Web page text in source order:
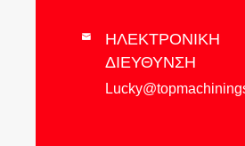

ΗΛΕΚΤΡΟΝΙΚΗ
ΔΙΕΥΘΥΝΣΗ